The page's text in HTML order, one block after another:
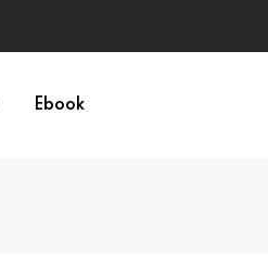
Ebook